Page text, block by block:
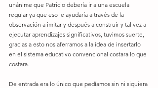
unánime que Patricio debería ir a una escuela
regular ya que eso le ayudaría a través de la
observación a imitar y después a construir y tal vez a
ejecutar aprendizajes significativos, tuvimos suerte,
gracias a esto nos aferramos a la idea de insertarlo
en el sistema educativo convencional costara lo que
costara.
De entrada era lo único que pedíamos sin ni siquiera